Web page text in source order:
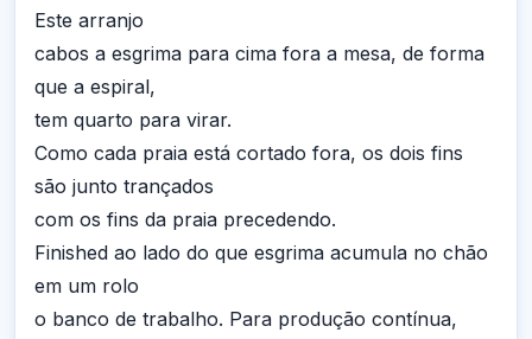
Este arranjo
cabos a esgrima para cima fora a mesa, de forma
que a espiral,
tem quarto para virar.
Como cada praia está cortado fora, os dois fins
são junto trançados
com os fins da praia precedendo.
Finished ao lado do que esgrima acumula no chão
em um rolo
o banco de trabalho. Para produção contínua,